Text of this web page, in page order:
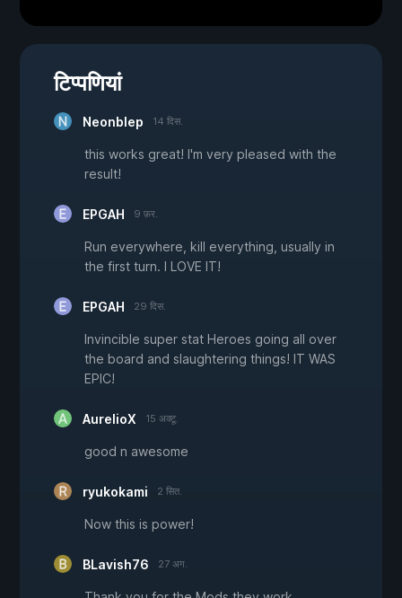
टिप्पणियां
Neonblep 14 दिस.
this works great! I'm very pleased with the
result!
EPGAH 9 फ़र.
Run everywhere, kill everything, usually in
the first turn. I LOVE IT!
EPGAH 29 दिस.
Invincible super stat Heroes going all over
the board and slaughtering things! IT WAS
EPIC!
AurelioX 15 अक्टू.
good n awesome
ryukokami 2 सित.
Now this is power!
BLavish76 27 अग.